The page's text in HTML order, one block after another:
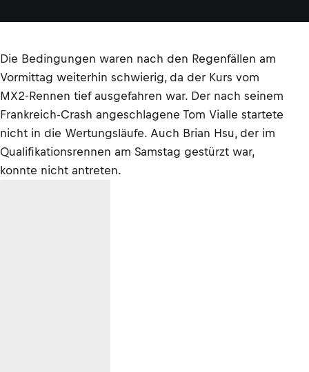
Die Bedingungen waren nach den Regenfällen am
Vormittag weiterhin schwierig, da der Kurs vom
MX2-Rennen tief ausgefahren war. Der nach seinem
Frankreich-Crash angeschlagene Tom Vialle startete
nicht in die Wertungsläufe. Auch Brian Hsu, der im
Qualifikationsrennen am Samstag gestürzt war,
konnte nicht antreten.